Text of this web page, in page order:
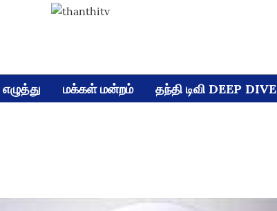
மக்கள் மன்றம் தந்தி டிவி DEEP DIVE